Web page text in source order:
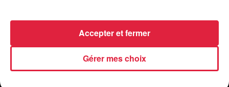
Gérer mes choix
Accepter et fermer